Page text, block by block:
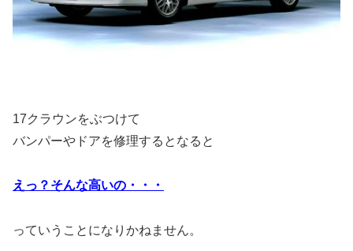
17クラウンをぶつけて
バンパーやドアを修理するとなると
えっ？そんな高いの・・・
っていうことになりかねません。